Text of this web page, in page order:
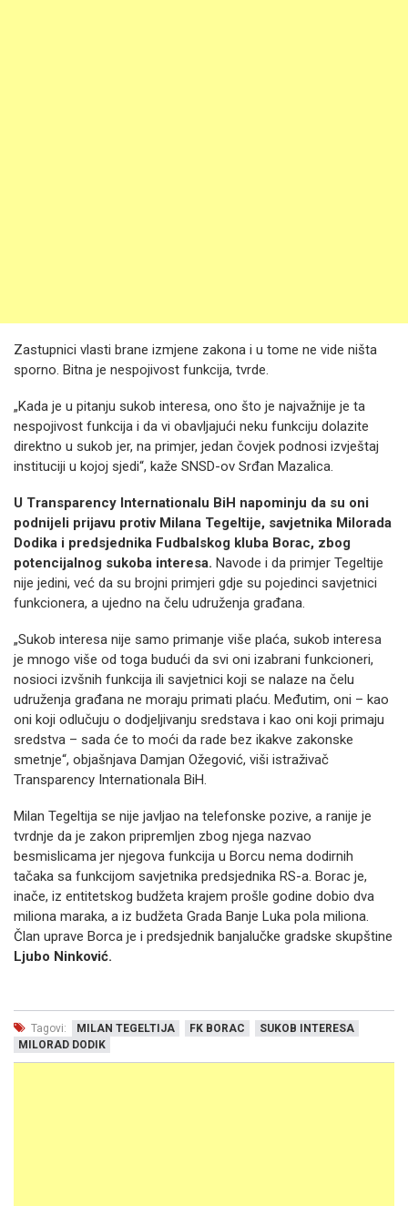
Zastupnici vlasti brane izmjene zakona i u tome ne vide ništa
sporno. Bitna je nespojivost funkcija, tvrde.
„Kada je u pitanju sukob interesa, ono što je najvažnije je ta
nespojivost funkcija i da vi obavljajući neku funkciju dolazite
direktno u sukob jer, na primjer, jedan čovjek podnosi izvještaj
instituciji u kojoj sjedi“, kaže SNSD-ov Srđan Mazalica.
U Transparency Internationalu BiH napominju da su oni
podnijeli prijavu protiv Milana Tegeltije, savjetnika Milorada
Dodika i predsjednika Fudbalskog kluba Borac, zbog
potencijalnog sukoba interesa. Navode i da primjer Tegeltije
nije jedini, već da su brojni primjeri gdje su pojedinci savjetnici
funkcionera, a ujedno na čelu udruženja građana.
„Sukob interesa nije samo primanje više plaća, sukob interesa
je mnogo više od toga budući da svi oni izabrani funkcioneri,
nosioci izvšnih funkcija ili savjetnici koji se nalaze na čelu
udruženja građana ne moraju primati plaću. Međutim, oni – kao
oni koji odlučuju o dodjeljivanju sredstava i kao oni koji primaju
sredstva – sada će to moći da rade bez ikakve zakonske
smetnje“, objašnjava Damjan Ožegović, viši istraživač
Transparency Internationala BiH.
Milan Tegeltija se nije javljao na telefonske pozive, a ranije je
tvrdnje da je zakon pripremljen zbog njega nazvao
besmislicama jer njegova funkcija u Borcu nema dodirnih
tačaka sa funkcijom savjetnika predsjednika RS-a. Borac je,
inače, iz entitetskog budžeta krajem prošle godine dobio dva
miliona maraka, a iz budžeta Grada Banje Luka pola miliona.
Član uprave Borca je i predsjednik banjalučke gradske skupštine
Ljubo Ninković.
Tagovi: MILAN TEGELTIJA FK BORAC
SUKOB INTERESA
MILORAD DODIK